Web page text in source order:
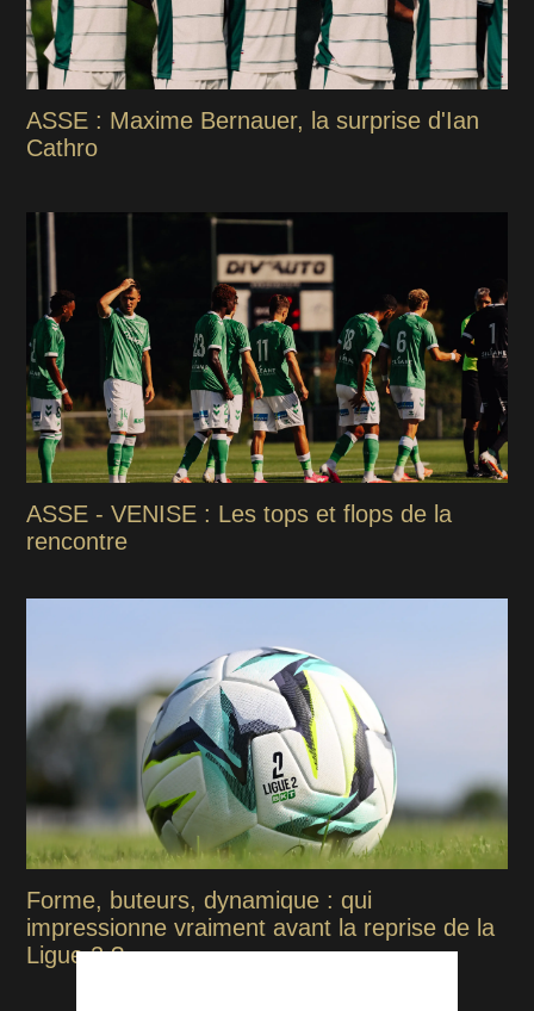
ASSE : Maxime Bernauer, la surprise d'Ian
Cathro
ASSE - VENISE : Les tops et flops de la
rencontre
Forme, buteurs, dynamique : qui
impressionne vraiment avant la reprise de la
Ligue 2 ?